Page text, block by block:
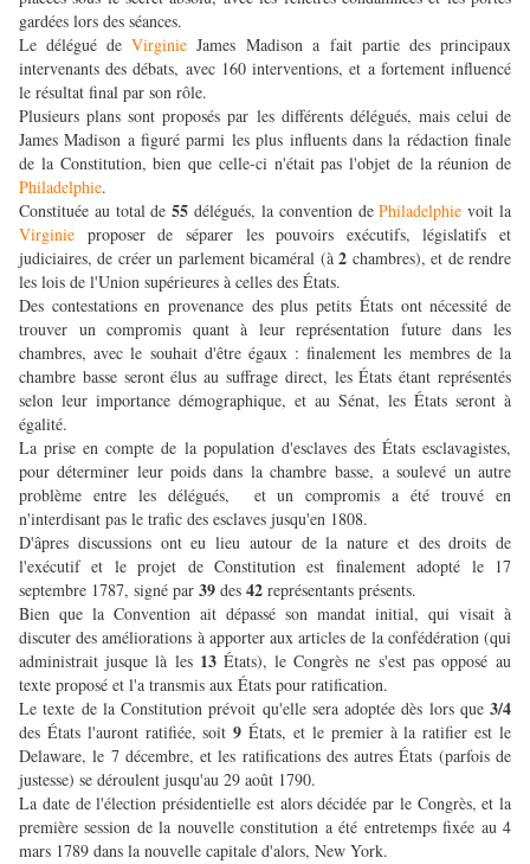
gardées lors des séances.
Le délégué deVirginie James Madison a fait partie des principaux
intervenants des débats, avec 160 interventions, et a fortement influencé
le résultat final par son rôle.
Plusieurs plans sont proposés par les différents délégués, mais celui de
James Madison a figuré parmi les plus influents dans la rédaction finale
de la Constitution, bien que celle-ci n'était pas l'objet de la réunion de
Philadelphie.
Constituée au total de55délégués, la convention dePhiladelphie voit la
Virginie proposer de séparer les pouvoirs exécutifs, législatifs et
judiciaires, de créer un parlement bicaméral (à2 chambres), et de rendre
les lois de l'Union supérieures à celles des États.
Des contestations en provenance des plus petits États ont nécessité de
trouver un compromis quant à leur représentation future dans les
chambres, avec le souhait d'être égaux : finalement les membres de la
chambre basse seront élus au suffrage direct, les États étant représentés
selon leur importance démographique, et au Sénat, les États seront à
égalité.
La prise en compte de la population d'esclaves des États esclavagistes,
pour déterminer leur poids dans la chambre basse, a soulevé un autre
problème entre les délégués, et un compromis a été trouvé en
n'interdisant pas le trafic des esclaves jusqu'en 1808.
D'âpres discussions ont eu lieu autour de la nature et des droits de
l'exécutif et le projet de Constitution est finalement adopté le 17
septembre 1787, signé par 39 des 42 représentants présents.
Bien que la Convention ait dépassé son mandat initial, qui visait à
discuter des améliorations à apporter aux articles de la confédération (qui
administrait jusque là les 13 États), le Congrès ne s'est pas opposé au
texte proposé et l'a transmis aux États pour ratification.
Le texte de la Constitution prévoit qu'elle sera adoptée dès lors que 3/4
des États l'auront ratifiée, soit9 États, et le premier à la ratifier est le
Delaware, le 7 décembre, et les ratifications des autres États (parfois de
justesse) se déroulent jusqu'au 29 août 1790.
La date de l'élection présidentielle est alors décidée par le Congrès, et la
première session de la nouvelle constitution a été entretemps fixée au 4
mars 1789 dans la nouvelle capitale d'alors, New York.